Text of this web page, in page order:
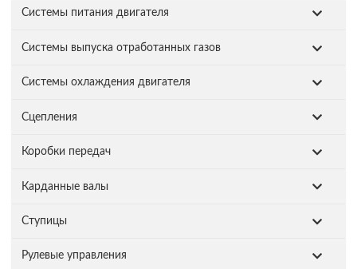
Системы питания двигателя
Системы выпуска отработанных газов
Системы охлаждения двигателя
Сцепления
Коробки передач
Карданные валы
Ступицы
Рулевые управления